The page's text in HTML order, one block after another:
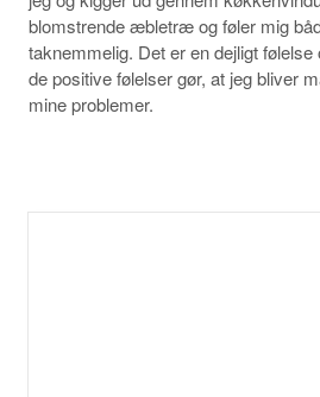
blomstrende æbletræ og føler mig
taknemmelig. Det er en dejligt
de positive følelser gør, at jeg bliver
mine problemer.